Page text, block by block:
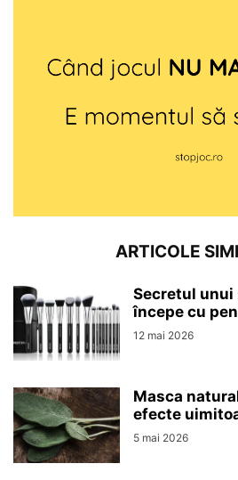
ARTICOLE
Secretul unui
începe cu
12 mai 2026
Masca
efecte
5 mai 2026